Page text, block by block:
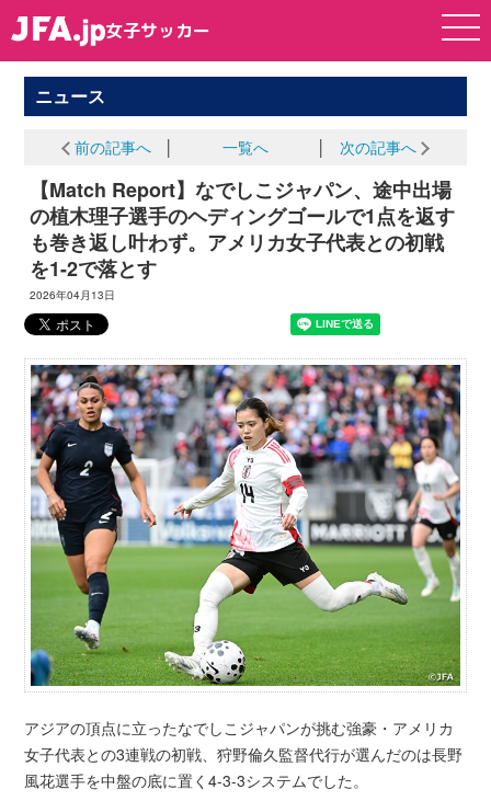
女子サッカー
女子サッカー
ニュース
前の記事へ 一覧へ 次の記事へ
【Match Report】なでしこジャパン、途中出場
の植木理子選手のヘディングゴールで1点を返す
も巻き返し叶わず。アメリカ女子代表との初戦
を1-2で落とす
2026年04月13日
アジアの頂点に立ったなでしこジャパンが挑む強豪・アメリカ
女子代表との3連戦の初戦、狩野倫久監督代行が選んだのは長野
風花選手を中盤の底に置く4-3-3システムでした。